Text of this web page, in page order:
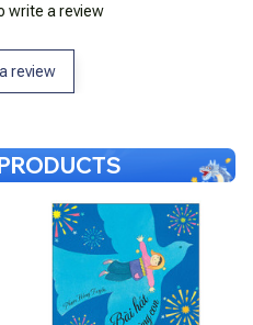
write a review
review